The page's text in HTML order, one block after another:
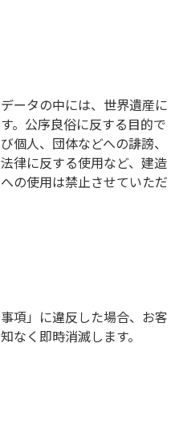
ータの中には、世界遺産に
。公序良俗に反する目的で
個人、団体などへの誹謗、
律に反する使用など、建造
の使用は禁止させていただ
項」に違反した場合、お客
なく即時消滅します。